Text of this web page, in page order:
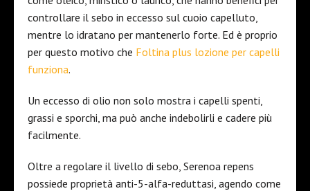
controllare il sebo in eccesso sul cuoio capelluto,
mentre lo idratano per mantenerlo forte. Ed è proprio
per questo motivo che Foltina plus lozione per capelli
funziona.
Un eccesso di olio non solo mostra i capelli spenti,
grassi e sporchi, ma può anche indebolirli e cadere più
facilmente.
Oltre a regolare il livello di sebo, Serenoa repens
possiede proprietà anti-5-alfa-reduttasi, agendo come